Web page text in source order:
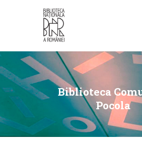
Biblioteca
Pocola
DESPRE NOI
PERMISUL MEU DE
BIBLIOTECĂ
CATALOAGE ȘI
COLECȚII